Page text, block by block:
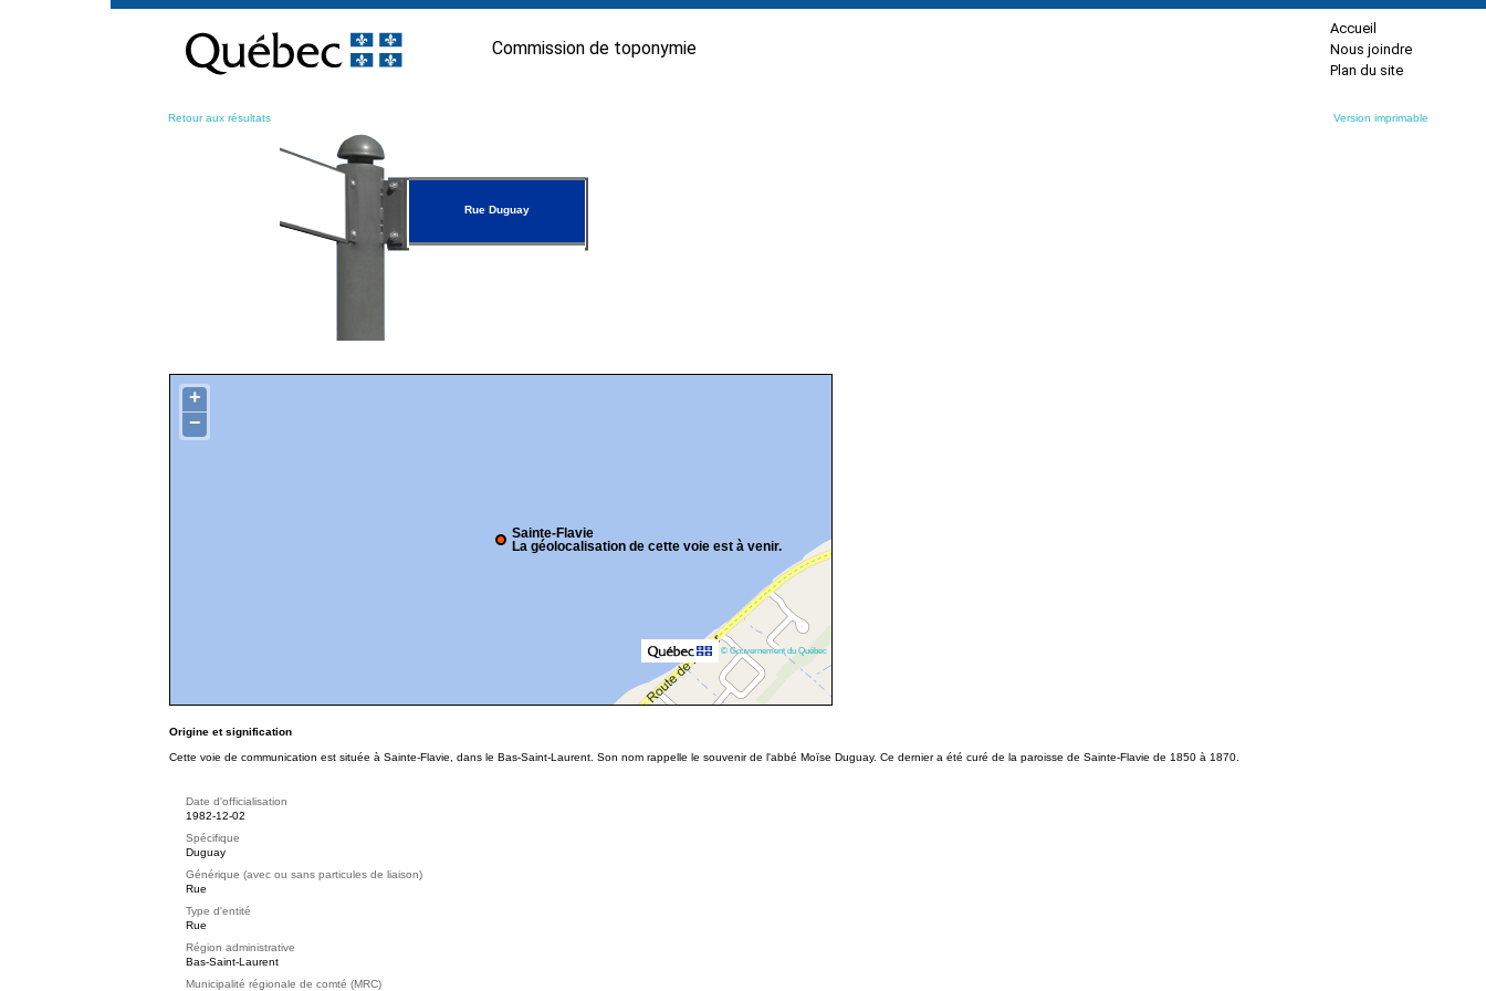
contenu
Commission de toponymie
Accueil
Nous joindre
Plan du site
Retour aux résultats Version imprimable
Rue Duguay
Sainte-Flavie
La géolocalisation de cette voie est à venir.
+
−
© Gouvernement du Québec
Origine et signification
Cette voie de communication est située à Sainte-Flavie, dans le Bas-Saint-Laurent. Son nom rappelle le souvenir de l'abbé Moïse Duguay. Ce dernier a été curé de la paroisse de Sainte-Flavie de 1850 à 1870.
Date d'officialisation
1982-12-02
Spécifique
Duguay
Générique (avec ou sans particules de liaison)
Rue
Type d'entité
Rue
Région administrative
Bas-Saint-Laurent
Municipalité régionale de comté (MRC)